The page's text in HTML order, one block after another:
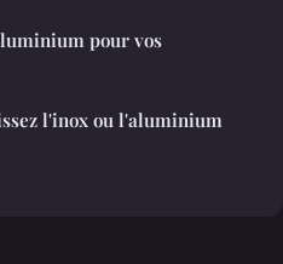
pour vos
l'inox ou l'aluminium